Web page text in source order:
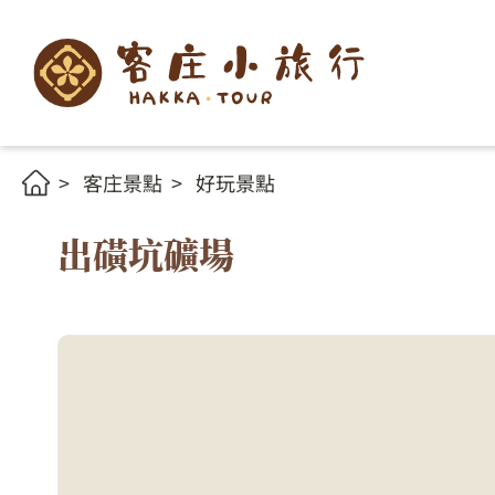
客庄景點 好玩景點
出磺坑礦場